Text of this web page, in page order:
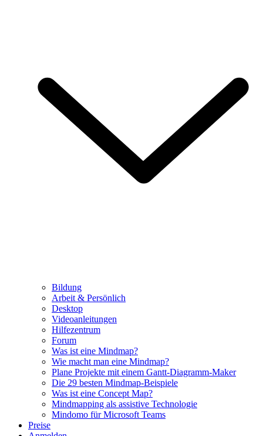
Bildung
Arbeit & Persönlich
Desktop
Videoanleitungen
Hilfezentrum
Forum
Was ist eine Mindmap?
Wie macht man eine Mindmap?
Plane Projekte mit einem Gantt-Diagramm-Maker
Die 29 besten Mindmap-Beispiele
Was ist eine Concept Map?
Mindmapping als assistive Technologie
Mindomo für Microsoft Teams
Preise